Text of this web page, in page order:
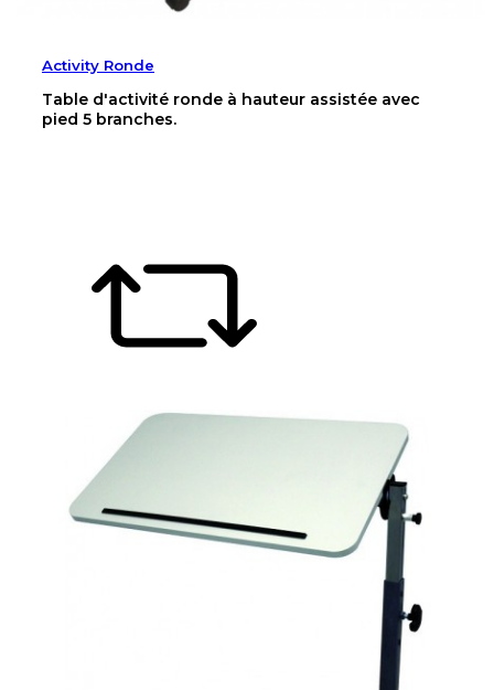
Activity Ronde
Table d'activité ronde à hauteur assistée avec
pied 5 branches.